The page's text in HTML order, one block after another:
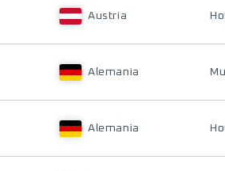
Austria
Alemania
Alemania